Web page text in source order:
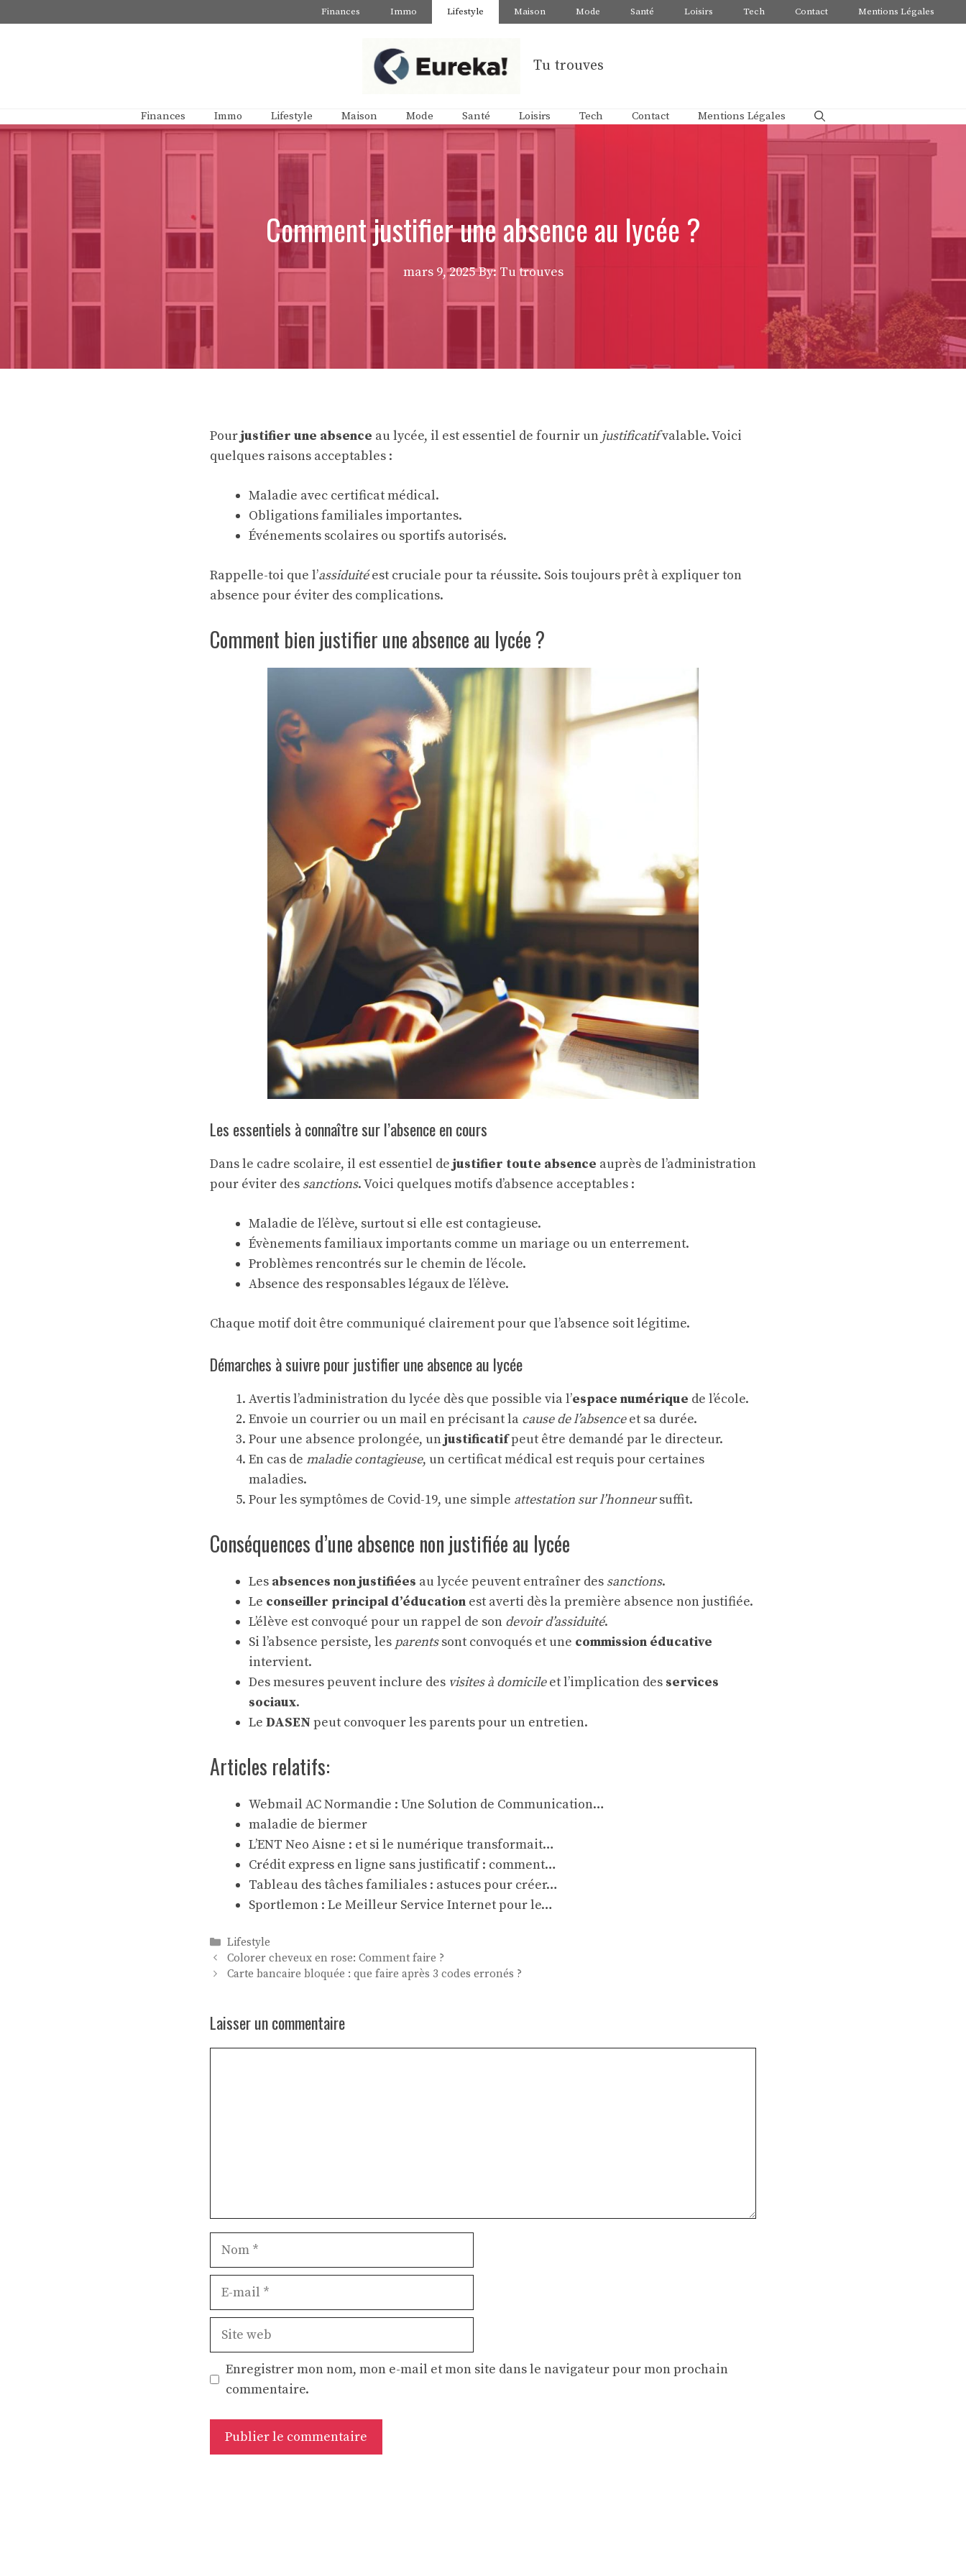
au
Finances Immo Lifestyle Maison Mode Santé Loisirs Tech Contact Mentions Légales
Tu trouves
Finances Immo Lifestyle Maison Mode Santé Loisirs Tech Contact Mentions Légales
Comment justifier une absence au lycée ?
mars 9, 2025 By: Tu trouves
Pourjustifier une absence au lycée, il est essentiel de fournir un justificatifvalable. Voici
quelques raisons acceptables :
Maladie avec certificat médical.
Obligations familiales importantes.
Événements scolaires ou sportifs autorisés.
Rappelle-toi que l’assiduitéest cruciale pour ta réussite. Sois toujours prêt à expliquer ton
absence pour éviter des complications.
Comment bien justifier une absence au lycée ?
Les essentiels à connaître sur l’absence en cours
Dans le cadre scolaire, il est essentiel de justifier toute absence auprès de l’administration
pour éviter des sanctions. Voici quelques motifs d’absence acceptables :
Maladie de l’élève, surtout si elle est contagieuse.
Évènements familiaux importants comme un mariage ou un enterrement.
Problèmes rencontrés sur le chemin de l’école.
Absence des responsables légaux de l’élève.
Chaque motif doit être communiqué clairement pour que l’absence soit légitime.
Démarches à suivre pour justifier une absence au lycée
Avertis l’administration du lycée dès que possible via l’espace numérique de l’école.
Envoie un courrier ou un mail en précisant la cause de l’absenceet sa durée.
Pour une absence prolongée, unjustificatifpeut être demandé par le directeur.
En cas de maladie contagieuse, un certificat médical est requis pour certaines
maladies.
Pour les symptômes de Covid-19, une simple attestation sur l’honneursuffit.
Conséquences d’une absence non justifiée au lycée
Les absences non justifiées au lycée peuvent entraîner des sanctions.
Le conseiller principal d’éducation est averti dès la première absence non justifiée.
L’élève est convoqué pour un rappel de son devoir d’assiduité.
Si l’absence persiste, les parentssont convoqués et une commission éducative
intervient.
Des mesures peuvent inclure des visites à domicileet l’implication des services
sociaux.
Le DASEN peut convoquer les parents pour un entretien.
Articles relatifs:
Webmail AC Normandie : Une Solution de Communication…
maladie de biermer
L’ENT Neo Aisne : et si le numérique transformait…
Crédit express en ligne sans justificatif : comment…
Tableau des tâches familiales : astuces pour créer…
Sportlemon : Le Meilleur Service Internet pour le…
Catégories
Lifestyle
Colorer cheveux en rose: Comment faire ?
Carte bancaire bloquée : que faire après 3 codes erronés ?
Laisser un commentaire
Nom
Site
Enregistrer mon nom, mon e-mail et mon site dans le navigateur pour mon prochain
commentaire.